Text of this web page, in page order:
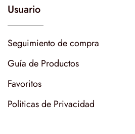
Usuario
Seguimiento de compra
Guía de Productos
Favoritos
Politicas de Privacidad